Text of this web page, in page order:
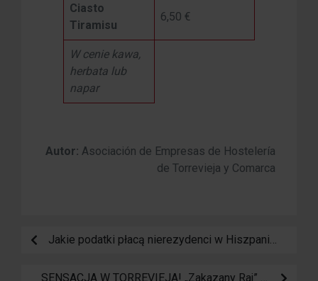
Ciasto
Tiramisu
6,50 €
W cenie kawa,
herbata lub
napar
Autor: Asociación de Empresas de Hostelería
de Torrevieja y Comarca